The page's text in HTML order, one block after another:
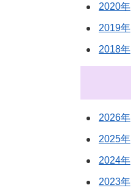
2020年
2019年
2018年
2026年
2025年
2024年
2023年